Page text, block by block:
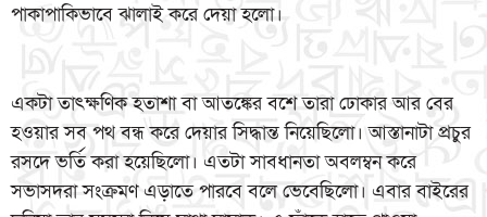
পাকাপাকিভাবে ঝালাই করে দেয়া হলো।
একটা তাৎক্ষণিক হতাশা বা আতঙ্কের বশে তারা ঢোকার আর বের
হওয়ার সব পথ বন্ধ করে দেয়ার সিদ্ধান্ত নিয়েছিলো। আস্তানাটা প্রচুর
রসদে ভর্তি করা হয়েছিলো। এতটা সাবধানতা অবলম্বন করে
সভাসদরা সংক্রমণ এড়াতে পারবে বলে ভেবেছিলো। এবার বাইরের